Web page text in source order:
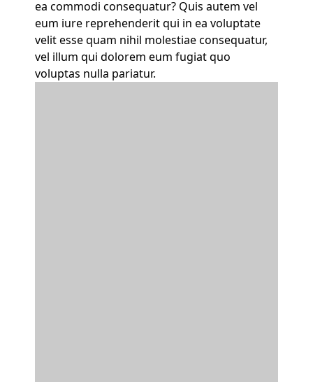
ea commodi consequatur? Quis autem vel
eum iure reprehenderit qui in ea voluptate
velit esse quam nihil molestiae consequatur,
vel illum qui dolorem eum fugiat quo
voluptas nulla pariatur.